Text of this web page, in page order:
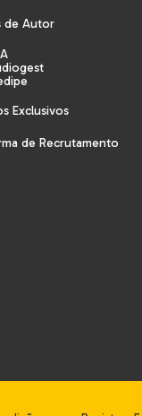
de Autor
Exclusivos
de Recrutamento